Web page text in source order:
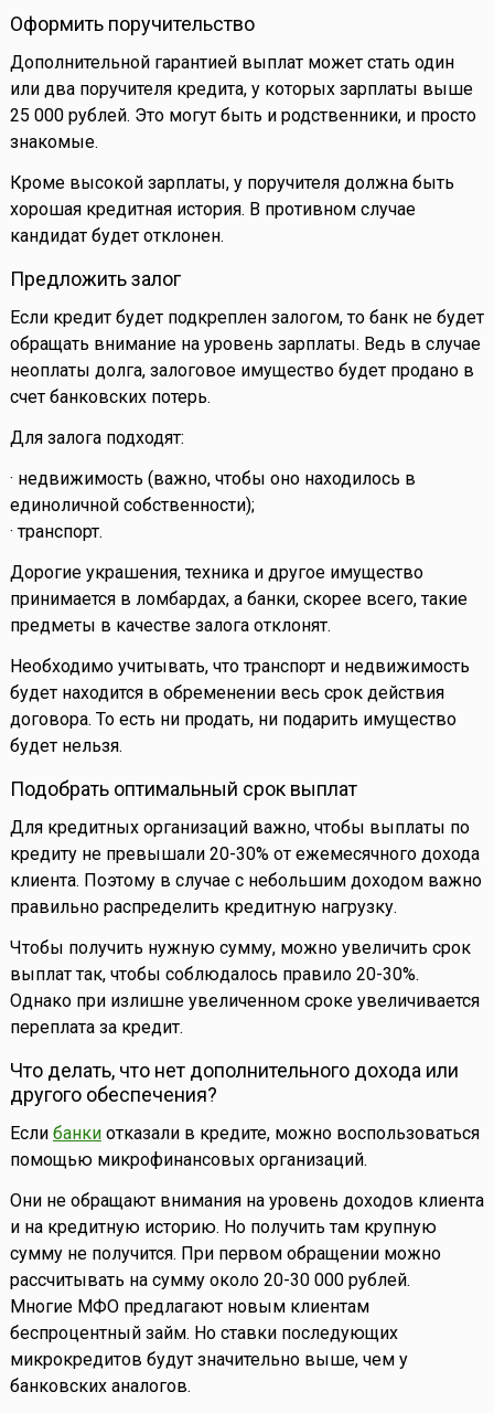
Оформить поручительство
Дополнительной гарантией выплат может стать один
или два поручителя кредита, у которых зарплаты выше
25 000 рублей. Это могут быть и родственники, и просто
знакомые.
Кроме высокой зарплаты, у поручителя должна быть
хорошая кредитная история. В противном случае
кандидат будет отклонен.
Предложить залог
Если кредит будет подкреплен залогом, то банк не будет
обращать внимание на уровень зарплаты. Ведь в случае
неоплаты долга, залоговое имущество будет продано в
счет банковских потерь.
Для залога подходят:
· недвижимость (важно, чтобы оно находилось в
единоличной собственности);
· транспорт.
Дорогие украшения, техника и другое имущество
принимается в ломбардах, а банки, скорее всего, такие
предметы в качестве залога отклонят.
Необходимо учитывать, что транспорт и недвижимость
будет находится в обременении весь срок действия
договора. То есть ни продать, ни подарить имущество
будет нельзя.
Подобрать оптимальный срок выплат
Для кредитных организаций важно, чтобы выплаты по
кредиту не превышали 20-30% от ежемесячного дохода
клиента. Поэтому в случае с небольшим доходом важно
правильно распределить кредитную нагрузку.
Чтобы получить нужную сумму, можно увеличить срок
выплат так, чтобы соблюдалось правило 20-30%.
Однако при излишне увеличенном сроке увеличивается
переплата за кредит.
Что делать, что нет дополнительного дохода или
другого обеспечения?
Если банкиотказали в кредите, можно воспользоваться
помощью микрофинансовых организаций.
Они не обращают внимания на уровень доходов клиента
и на кредитную историю. Но получить там крупную
сумму не получится. При первом обращении можно
рассчитывать на сумму около 20-30 000 рублей.
Многие МФО предлагают новым клиентам
беспроцентный займ. Но ставки последующих
микрокредитов будут значительно выше, чем у
банковских аналогов.